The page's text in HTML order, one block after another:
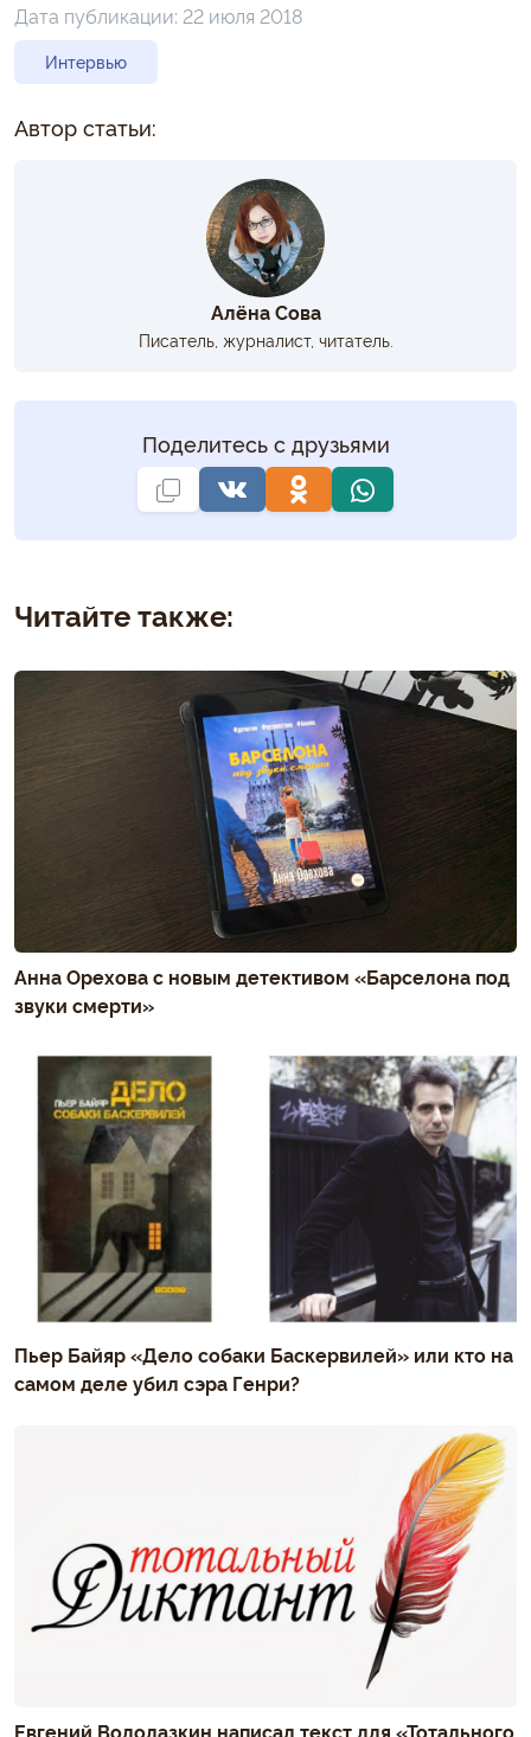
Дата публикации: 22 июля 2018
Интервью
Автор статьи:
Алёна Сова
Писатель, журналист, читатель.
Поделитесь с друзьями
Читайте также:
Анна Орехова с новым детективом «Барселона под
звуки смерти»
Пьер Байяр «Дело собаки Баскервилей» или кто на
самом деле убил сэра Генри?
Евгений Водолазкин написал текст для «Тотального